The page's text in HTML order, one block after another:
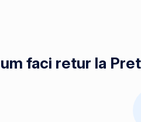
faci retur la